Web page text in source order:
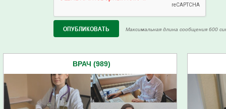
Максимальная длина сообщения 600
ВРАЧ (989)